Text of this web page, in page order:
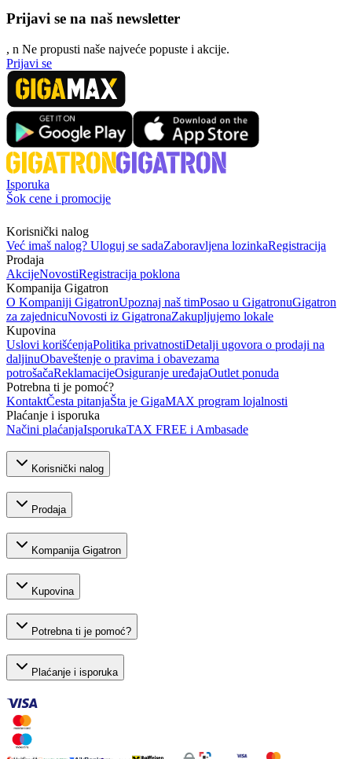
Prijavi se na naš newsletter
, n Ne propusti naše najveće popuste i akcije.
Prijavi se
Isporuka
Šok cene i promocije
Korisnički nalog
Već imaš nalog? Uloguj se sadaZaboravljena lozinkaRegistracija
Prodaja
AkcijeNovostiRegistracija poklona
Kompanija Gigatron
O Kompaniji GigatronUpoznaj naš timPosao u GigatronuGigatron
za zajednicuNovosti iz GigatronaZakupljujemo lokale
Kupovina
Uslovi korišćenjaPolitika privatnostiDetalji ugovora o prodaji na
daljinuObaveštenje o pravima i obavezama
potrošačaReklamacijeOsiguranje uređajaOutlet ponuda
Potrebna ti je pomoć?
KontaktČesta pitanjaŠta je GigaMAX program lojalnosti
Plaćanje i isporuka
Načini plaćanjaIsporukaTAX FREE i Ambasade
Korisnički nalog
Prodaja
Kompanija Gigatron
Kupovina
Potrebna ti je pomoć?
Plaćanje i isporuka